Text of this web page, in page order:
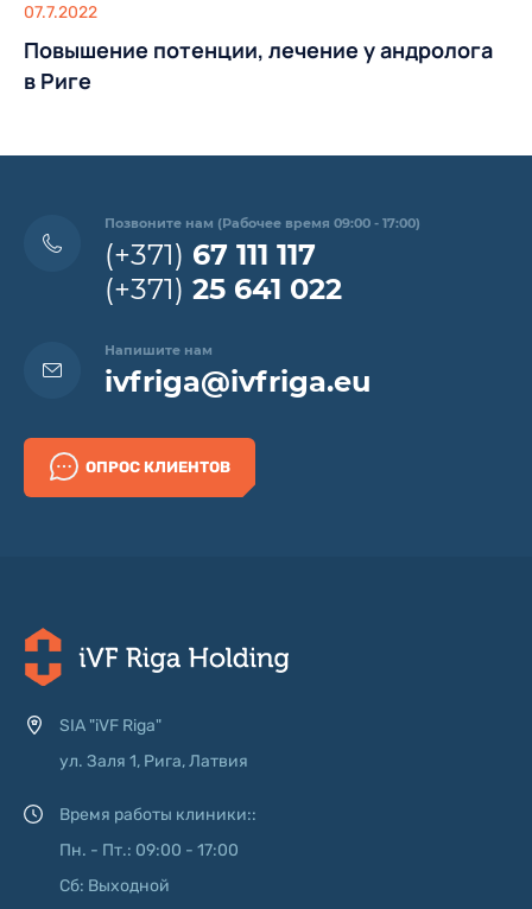
07.7.2022
Повышение потенции, лечение у андролога
в Риге
Позвоните нам (Рабочее время 09:00 - 17:00)
(+371) 67 111 117
(+371) 25 641 022
Напишите нам
ivfriga@ivfriga.eu
ОПРОС КЛИЕНТОВ
SIA "iVF Riga"
ул. Заля 1, Рига, Латвия
Время работы клиники::
Пн. - Пт.: 09:00 - 17:00
Сб: Выходной